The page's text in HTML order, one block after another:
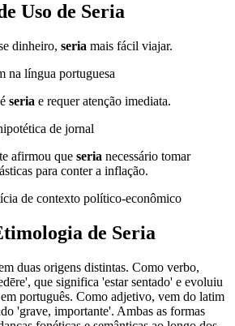
Uso de Seria
dinheiro, seria mais fácil viajar.
na língua portuguesa
seria e requer atenção imediata.
de jornal
afirmou que seria necessário tomar
para conter a inflação.
de contexto político-econômico
de Seria
duas origens distintas. Como verbo,
que significa 'estar sentado' e evoluiu
português. Como adjetivo, vem do latim
'grave, importante'. Ambas as formas